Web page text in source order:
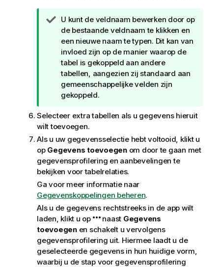
T
i
p
U kunt de veldnaam bewerken door op
de bestaande veldnaam te klikken en
een nieuwe naam te typen. Dit kan van
invloed zijn op de manier waarop de
tabel is gekoppeld aan andere
tabellen, aangezien zij standaard aan
gemeenschappelijke velden zijn
gekoppeld.
Selecteer extra tabellen als u gegevens hieruit
wilt toevoegen.
Als u uw gegevensselectie hebt voltooid, klikt u
op Gegevens toevoegenom door te gaan met
gegevensprofilering en aanbevelingen te
bekijken voor tabelrelaties.
Ga voor meer informatie naar
Gegevenskoppelingen beheren.
Als u de gegevens rechtstreeks in de app wilt
laden, klikt u op
naast Gegevens
toevoegenen schakelt u vervolgens
gegevensprofilering uit. Hiermee laadt u de
geselecteerde gegevens in hun huidige vorm,
waarbij u de stap voor gegevensprofilering